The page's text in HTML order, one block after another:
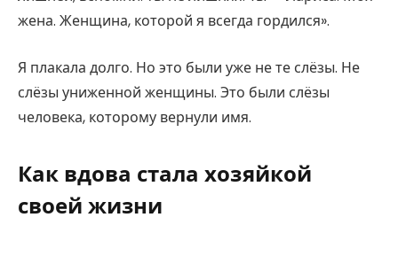
жена. Женщина, которой я всегда гордился».
Я плакала долго. Но это были уже не те слёзы. Не
слёзы униженной женщины. Это были слёзы
человека, которому вернули имя.
Как вдова стала хозяйкой
своей жизни